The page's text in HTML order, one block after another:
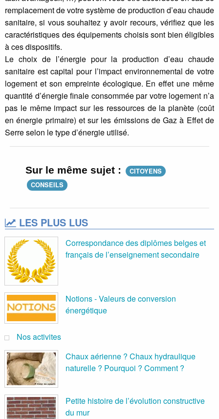
remplacement de votre système de production d’eau chaude
sanitaire, si vous souhaitez y avoir recours, vérifiez que les
caractéristiques des équipements choisis sont bien éligibles
à ces dispositifs.
Le choix de l’énergie pour la production d’eau chaude
sanitaire est capital pour l’impact environnemental de votre
logement et son empreinte écologique. En effet une même
quantité d’énergie finale consommée par votre logement n’a
pas le même impact sur les ressources de la planète (coût
en énergie primaire) et sur les émissions de Gaz à Effet de
Serre selon le type d’énergie utilisé.
Sur le même sujet :
CITOYENS
CONSEILS
LES PLUS LUS
Correspondance des diplômes belges et
français de l’enseignement secondaire
Notions - Valeurs de conversion
énergétique
Nos activites
Chaux aérienne ? Chaux hydraulique
naturelle ? Pourquoi ? Comment ?
Petite histoire de l’évolution constructive
du mur